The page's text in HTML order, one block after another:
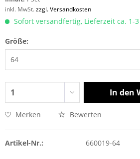
inkl. MwSt.zzgl. Versandkosten
Sofort versandfertig, Lieferzeit ca. 1-
Größe:
In den
Merken Bewerten
Artikel-Nr.: 660019-64